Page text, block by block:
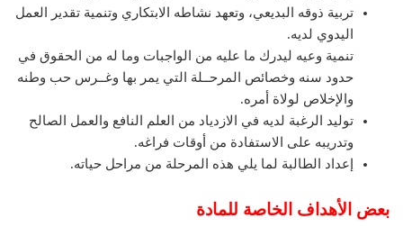
تربية ذوقه البديعي، وتعهد نشاطه الابتكاري وتنمية تقدير العمل
اليدوي لديه.
تنمية وعيه ليدرك ما عليه من الواجبات وما له من الحقوق في
حدود سنه وخصائص المرحــلة التي يمر بها وغــرس حب وطنه
والإخلاص لولاة أمره.
توليد الرغبة لديه في الازدياد من العلم النافع والعمل الصالح
وتدريبه على الاستفادة من أوقات فراغه.
إعداد الطالبة لما يلي هذه المرحلة من مراحل حياته.
بعض الأهداف الخاصة للمادة